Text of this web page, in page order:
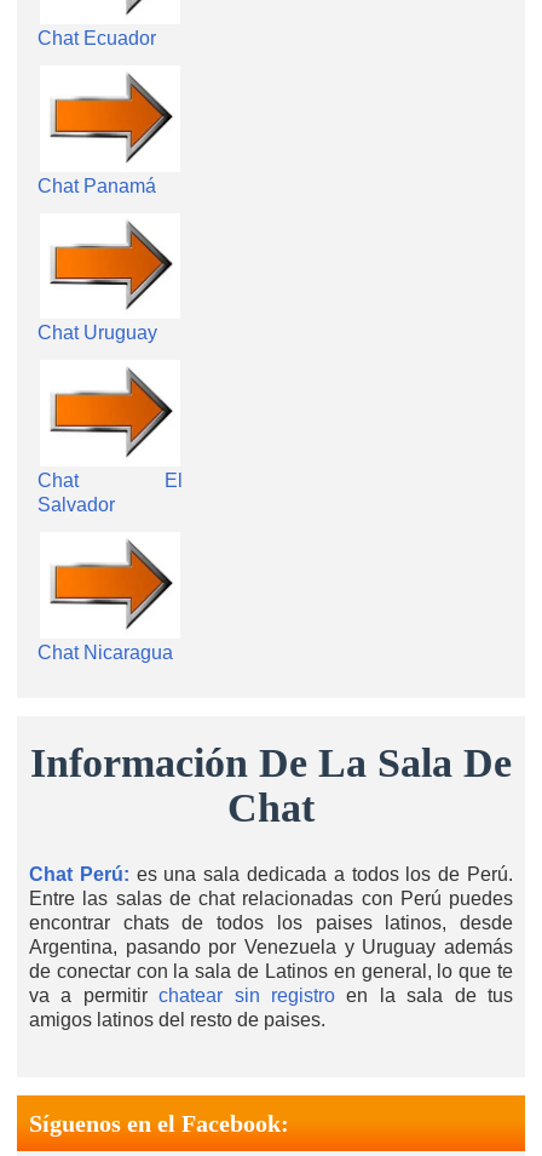
Chat Ecuador
Chat Panamá
Chat Uruguay
Chat El
Salvador
Chat Nicaragua
Información De La Sala De
Chat
Chat Perú: es una sala dedicada a todos los de Perú.
Entre las salas de chat relacionadas con Perú puedes
encontrar chats de todos los paises latinos, desde
Argentina, pasando por Venezuela y Uruguay además
de conectar con la sala de Latinos en general, lo que te
va a permitirchatear sin registro en la sala de tus
amigos latinos del resto de paises.
Síguenos en el Facebook: